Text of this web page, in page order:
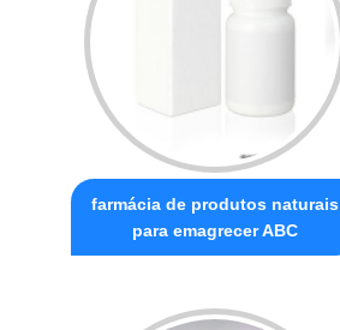
farmácia de produtos naturais
para emagrecer ABC